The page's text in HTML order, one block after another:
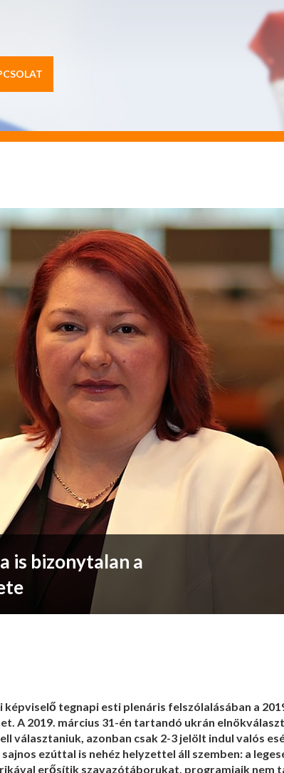
is bizonytalan a
tegnapi esti plenáris felszólalásában a
A 2019. március 31-én tartandó ukrán
választaniuk, azonban csak 2-3 jelölt indul valós
ezúttal is nehéz helyzettel áll szemben: a
erősítik szavazótáborukat, programjaik nem